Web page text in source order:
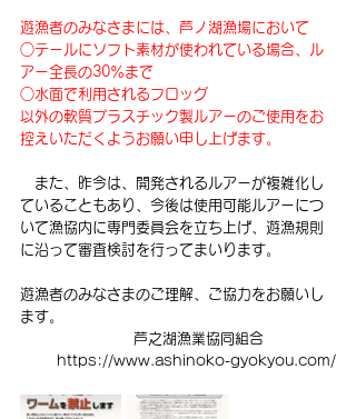
遊漁者のみなさまには、芦ノ湖漁場において
○テールにソフト素材が使われている場合、ル
アー全長の30％まで
○水面で利用されるフロッグ
以外の軟質プラスチック製ルアーのご使用をお
控えいただくようお願い申し上げます。
また、昨今は、開発されるルアーが複雑化し
ていることもあり、今後は使用可能ルアーにつ
いて漁協内に専門委員会を立ち上げ、遊漁規則
に沿って審査検討を行ってまいります。
遊漁者のみなさまのご理解、ご協力をお願いし
ます。
芦之湖漁業協同組合
https://www.ashinoko-gyokyou.com/